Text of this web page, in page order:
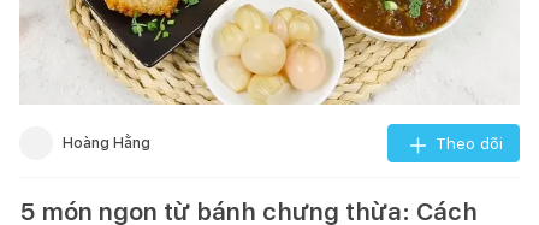
Hoàng Hằng Theo dõi
5 món ngon từ bánh chưng thừa: Cách